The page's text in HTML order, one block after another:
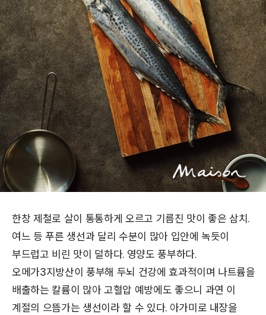
한창 제철로 살이 통통하게 오르고 기름진 맛이 좋은 삼치.
여느 등 푸른 생선과 달리 수분이 많아 입안에 녹듯이
부드럽고 비린 맛이 덜하다. 영양도 풍부하다.
오메가3지방산이 풍부해 두뇌 건강에 효과적이며 나트륨을
배출하는 칼륨이 많아 고혈압 예방에도 좋으니 과연 이
계절의 으뜸가는 생선이라 할 수 있다. 아가미로 내장을